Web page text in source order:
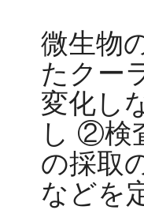
微生物
たクー
変化し
し ②検
の採取
などを